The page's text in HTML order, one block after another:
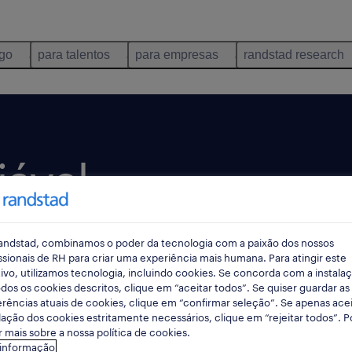
para talentos para empresas randstad research
as tuas
combinamos o poder da tecnologia com a paixão dos nossos
de RH para criar uma experiência mais humana. Para atingir este
utilizamos tecnologia, incluindo cookies. Se concorda com a
os cookies descritos, clique em “aceitar todos”. Se quiser guardar as
atuais de cookies, clique em “confirmar seleção”. Se apenas
dos cookies estritamente necessários, clique em “rejeitar todos”.
mais sobre a nossa política de cookies.